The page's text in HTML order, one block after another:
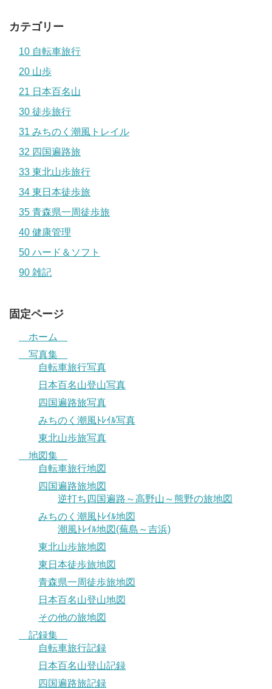
カテゴリー
10 自転車旅行
20 山歩
21 日本百名山
30 徒歩旅行
31 みちのく潮風トレイル
32 四国遍路旅
33 東北山歩旅行
34 東日本徒歩旅
35 青森県一周徒歩旅
40 健康管理
50 ハード＆ソフト
90 雑記
固定ページ
ホーム
写真集
自転車旅行写真
日本百名山登山写真
四国遍路旅写真
みちのく潮風ﾄﾚｲﾙ写真
東北山歩旅写真
地図集
自転車旅行地図
四国遍路旅地図
逆打ち四国遍路～高野山～熊野の旅地図
みちのく潮風ﾄﾚｲﾙ地図
潮風ﾄﾚｲﾙ地図(蕪島～吉浜)
東北山歩旅地図
東日本徒歩旅地図
青森県一周徒歩旅地図
日本百名山登山地図
その他の旅地図
記録集
自転車旅行記録
日本百名山登山記録
四国遍路旅記録